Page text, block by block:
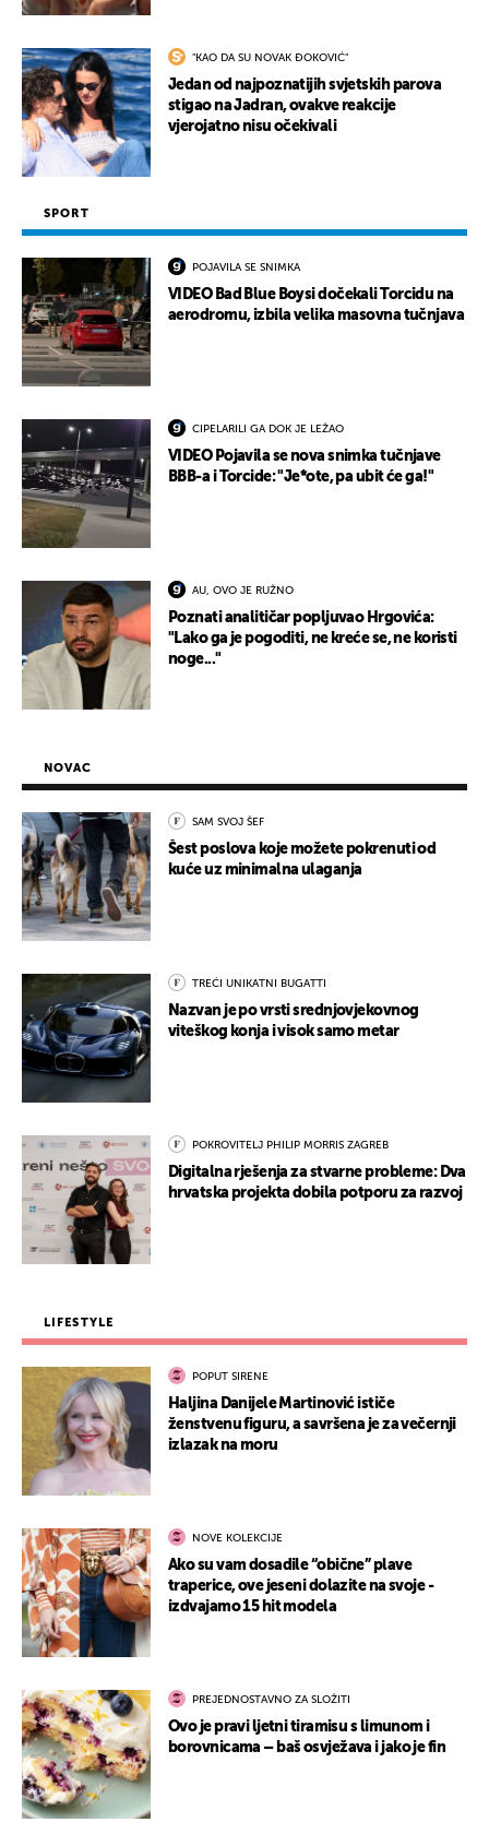
"KAO DA SU NOVAK ĐOKOVIĆ"
Jedan od najpoznatijih svjetskih parova
stigao na Jadran, ovakve reakcije
vjerojatno nisu očekivali
SPORT
POJAVILA SE SNIMKA
VIDEO Bad Blue Boysi dočekali Torcidu na
aerodromu, izbila velika masovna tučnjava
CIPELARILI GA DOK JE LEŽAO
VIDEO Pojavila se nova snimka tučnjave
BBB-a i Torcide: "Je*ote, pa ubit će ga!"
AU, OVO JE RUŽNO
Poznati analitičar popljuvao Hrgovića:
"Lako ga je pogoditi, ne kreće se, ne koristi
noge..."
NOVAC
SAM SVOJ ŠEF
Šest poslova koje možete pokrenuti od
kuće uz minimalna ulaganja
TREĆI UNIKATNI BUGATTI
Nazvan je po vrsti srednjovjekovnog
viteškog konja i visok samo metar
POKROVITELJ PHILIP MORRIS ZAGREB
Digitalna rješenja za stvarne probleme: Dva
hrvatska projekta dobila potporu za razvoj
LIFESTYLE
POPUT SIRENE
Haljina Danijele Martinović ističe
ženstvenu figuru, a savršena je za večernji
izlazak na moru
NOVE KOLEKCIJE
Ako su vam dosadile “obične” plave
traperice, ove jeseni dolazite na svoje -
izdvajamo 15 hit modela
PREJEDNOSTAVNO ZA SLOŽITI
Ovo je pravi ljetni tiramisu s limunom i
borovnicama – baš osvježava i jako je fin